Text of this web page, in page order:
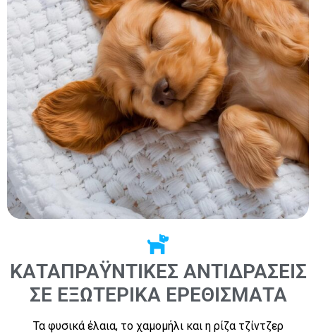
ΚΑΤΑΠΡΑΫΝΤΙΚΈΣ ΑΝΤΙΔΡΆΣΕΙΣ
ΣΕ ΕΞΩΤΕΡΙΚΆ ΕΡΕΘΊΣΜΑΤΑ
Τα φυσικά έλαια, το χαμομήλι και η ρίζα τζίντζερ